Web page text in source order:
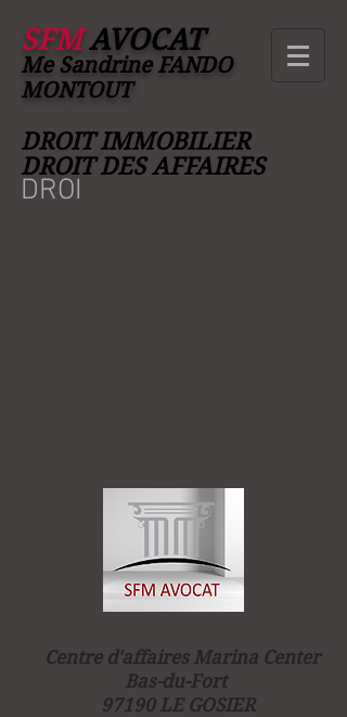
SFMAVOCAT
Me Sandrine FANDO
MONTOUT
DROIT IMMOBILIER
DROIT DES AFFAIRES
DROI
Centre d'affaires Marina Center
Bas-du-Fort
97190 LE GOSIER